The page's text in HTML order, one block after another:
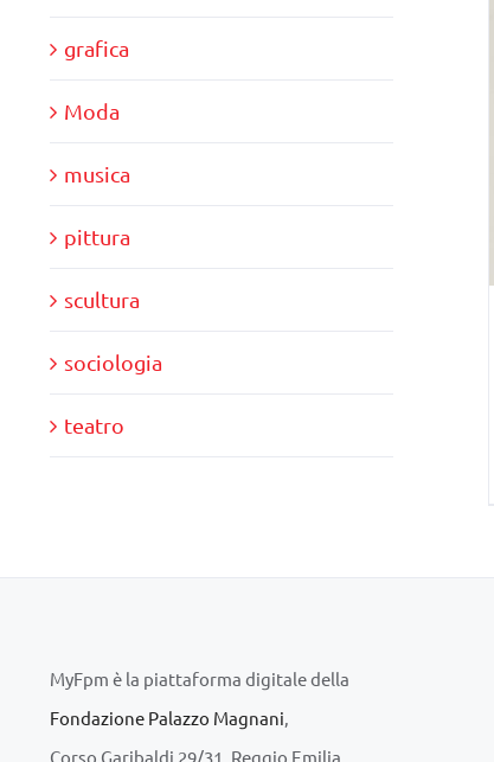
grafica
Moda
musica
pittura
scultura
sociologia
teatro
MyFpm è la piattaforma digitale della
Fondazione Palazzo Magnani,
Corso Garibaldi 29/31, Reggio Emilia.